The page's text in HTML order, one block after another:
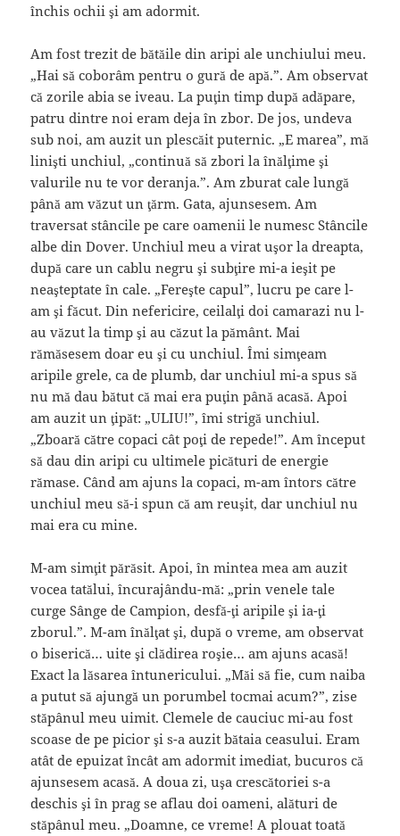
închis ochii şi am adormit.
Am fost trezit de bătăile din aripi ale unchiului meu.
„Hai să coborâm pentru o gură de apă.”. Am observat
că zorile abia se iveau. La puţin timp după adăpare,
patru dintre noi eram deja în zbor. De jos, undeva
sub noi, am auzit un plescăit puternic. „E marea”, mă
linişti unchiul, „continuă să zbori la înălţime şi
valurile nu te vor deranja.”. Am zburat cale lungă
până am văzut un ţărm. Gata, ajunsesem. Am
traversat stâncile pe care oamenii le numesc Stâncile
albe din Dover. Unchiul meu a virat uşor la dreapta,
după care un cablu negru şi subţire mi-a ieşit pe
neaşteptate în cale. „Fereşte capul”, lucru pe care l-
am şi făcut. Din nefericire, ceilalţi doi camarazi nu l-
au văzut la timp şi au căzut la pământ. Mai
rămăsesem doar eu şi cu unchiul. Îmi simţeam
aripile grele, ca de plumb, dar unchiul mi-a spus să
nu mă dau bătut că mai era puţin până acasă. Apoi
am auzit un ţipăt: „ULIU!”, îmi strigă unchiul.
„Zboară către copaci cât poţi de repede!”. Am început
să dau din aripi cu ultimele picături de energie
rămase. Când am ajuns la copaci, m-am întors către
unchiul meu să-i spun că am reuşit, dar unchiul nu
mai era cu mine.
M-am simţit părăsit. Apoi, în mintea mea am auzit
vocea tatălui, încurajându-mă: „prin venele tale
curge Sânge de Campion, desfă-ţi aripile şi ia-ţi
zborul.”. M-am înălţat şi, după o vreme, am observat
o biserică… uite şi clădirea roşie… am ajuns acasă!
Exact la lăsarea întunericului. „Măi să fie, cum naiba
a putut să ajungă un porumbel tocmai acum?”, zise
stăpânul meu uimit. Clemele de cauciuc mi-au fost
scoase de pe picior şi s-a auzit bătaia ceasului. Eram
atât de epuizat încât am adormit imediat, bucuros că
ajunsesem acasă. A doua zi, uşa crescătoriei s-a
deschis şi în prag se aflau doi oameni, alături de
stăpânul meu. „Doamne, ce vreme! A plouat toată